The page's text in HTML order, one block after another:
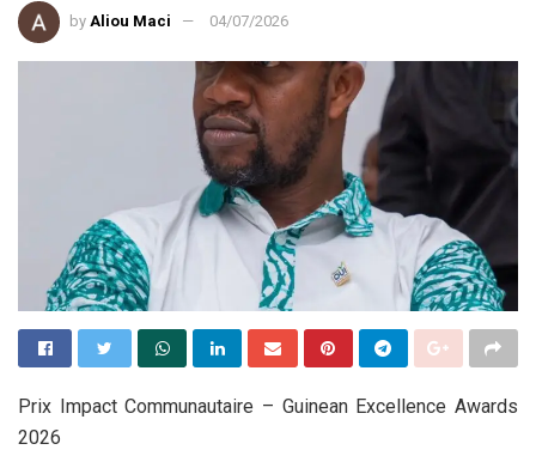
by Aliou Maci 04/07/2026
Prix Impact Communautaire – Guinean Excellence Awards
2026